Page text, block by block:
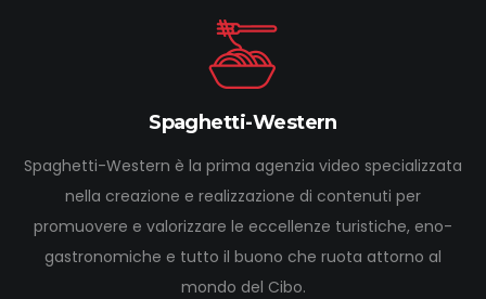
Spaghetti-Western
Spaghetti-Western è la prima agenzia video specializzata
nella creazione e realizzazione di contenuti per
promuovere e valorizzare le eccellenze turistiche, eno-
gastronomiche e tutto il buono che ruota attorno al
mondo del Cibo.